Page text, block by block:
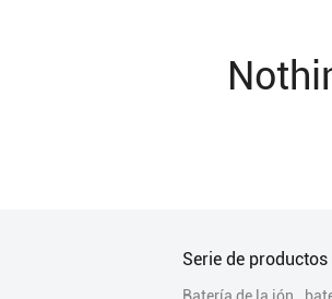
Serie de productos